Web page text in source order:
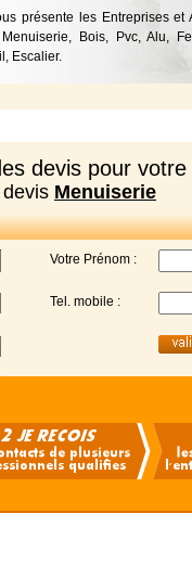
présente les Entreprises et
Bois, Pvc, Alu,
Escalier.
devis pour votre
Menuiserie
Votre Prénom :
Tel. mobile :